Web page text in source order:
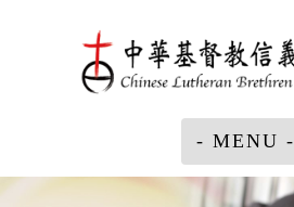
- MENU -